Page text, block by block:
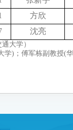
方欣
沈亮
大学）
学)；傅军栋副教授(